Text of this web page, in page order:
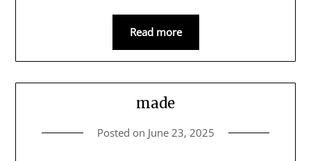
Read more
made
Posted on June 23, 2025